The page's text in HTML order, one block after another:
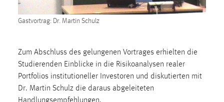
Gastvortrag: Dr. Martin Schulz
Zum Abschluss des gelungenen Vortrages erhielten die
Studierenden Einblicke in die Risikoanalysen realer
Portfolios institutioneller Investoren und diskutierten mit
Dr. Martin Schulz die daraus abgeleiteten
Handlungsempfehlungen.
Sprachpräferenz
Zweck:
Das Cookie speichert die gewählte Sprache der Website.
Cookie Laufzeit: